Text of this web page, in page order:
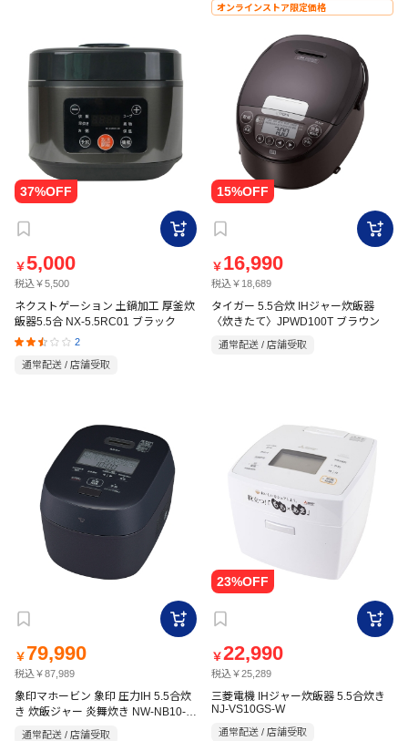
￥5,000
税込￥5,500
ネクストゲーション 土鍋加工 厚釜炊
飯器5.5合 NX-5.5RC01 ブラック
2
通常配送 / 店舗受取
オンラインストア限定価格
￥ 16,990
税込￥18,689
タイガー 5.5合炊 IHジャー炊飯器
〈炊きたて〉JPWD100T ブラウン
通常配送 / 店舗受取
￥ 79,990
税込￥87,989
象印マホービン 象印 圧力IH 5.5合炊
き 炊飯ジャー 炎舞炊き NW-NB10-
BZ スレートブラック
通常配送 / 店舗受取
￥22,990
税込￥25,289
三菱電機 IHジャー炊飯器 5.5合炊き
NJ-VS10GS-W
通常配送 / 店舗受取